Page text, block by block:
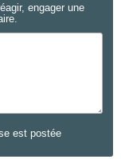
engager une
est postée